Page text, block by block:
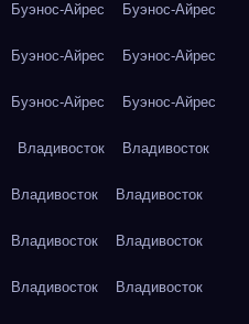
Буэнос-Айрес Буэнос-Айрес
Буэнос-Айрес Буэнос-Айрес
Буэнос-Айрес Буэнос-Айрес
Владивосток Владивосток
Владивосток Владивосток
Владивосток Владивосток
Владивосток Владивосток